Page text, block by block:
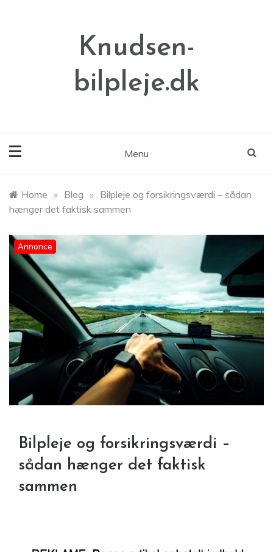
Knudsen-
bilpleje.dk
Menu
Home » Blog » Bilpleje og forsikringsværdi – sådan
hænger det faktisk sammen
Annonce
Bilpleje og forsikringsværdi –
sådan hænger det faktisk
sammen